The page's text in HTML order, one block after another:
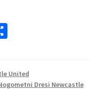
S
e
United
Dresi Newcastle